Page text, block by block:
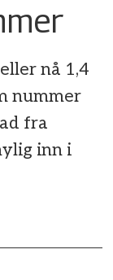
nå 1,4
nummer
fra
inn i